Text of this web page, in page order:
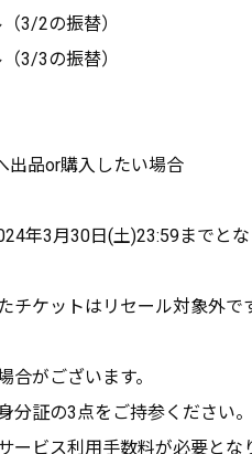
3/2の振替）
3/3の振替）
出品or購入したい場合
年3月30日(土)23:59までとな
ケットはリセール対象外で
がございます。
証の3点をご持参ください。
ビス利用手数料が必要とな